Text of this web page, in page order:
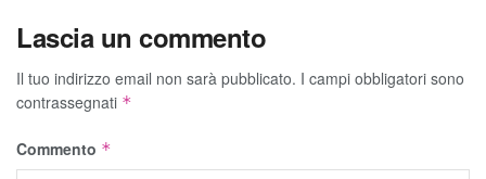
Lascia un commento
Il tuo indirizzo email non sarà pubblicato. I campi obbligatori sono
contrassegnati *
Commento *